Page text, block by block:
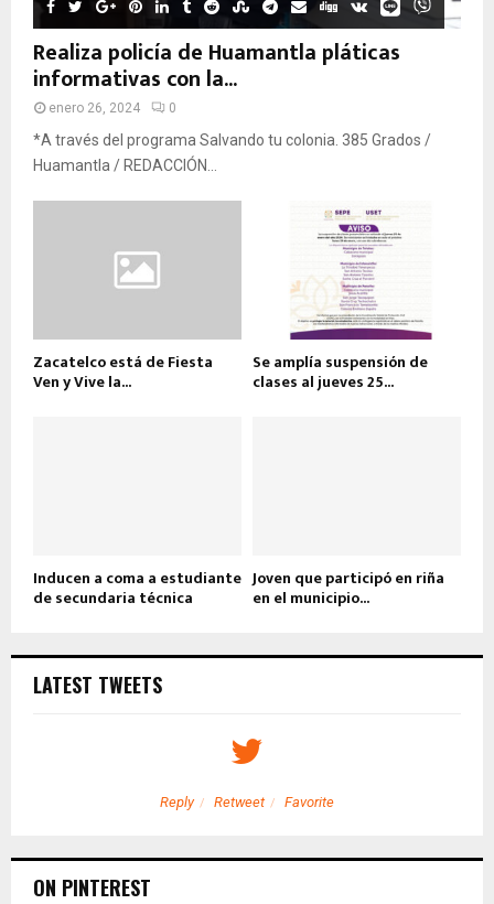
Realiza policía de Huamantla pláticas
informativas con la...
enero 26, 2024 0
*A través del programa Salvando tu colonia. 385 Grados /
Huamantla / REDACCIÓN...
Zacatelco está de Fiesta
Ven y Vive la...
Se amplía suspensión de
clases al jueves 25...
Inducen a coma a estudiante
de secundaria técnica
Joven que participó en riña
en el municipio...
LATEST TWEETS
Reply Retweet Favorite
ON PINTEREST